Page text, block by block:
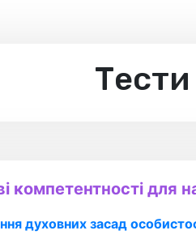
компетентності для
духовних засад